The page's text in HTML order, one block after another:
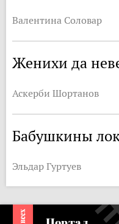
Валентина Соловар
Женихи да
Аскерби Шортанов
Бабушкины
Эльдар Гуртуев